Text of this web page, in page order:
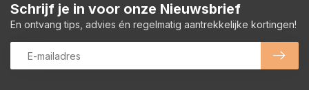
Schrijf je in voor onze Nieuwsbrief
En ontvang tips, advies én regelmatig aantrekkelijke kortingen!